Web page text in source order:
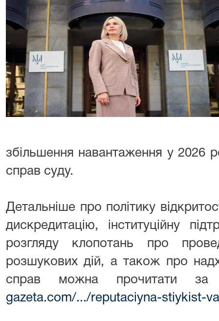
збільшення навантаження у 2026
справ суду.
Детальніше про політику
дискредитацію, інституційну
розгляду клопотань про
розшукових дій, а також про
справ можна прочитати
gazeta.com/.../reputaciyna-stiykist-